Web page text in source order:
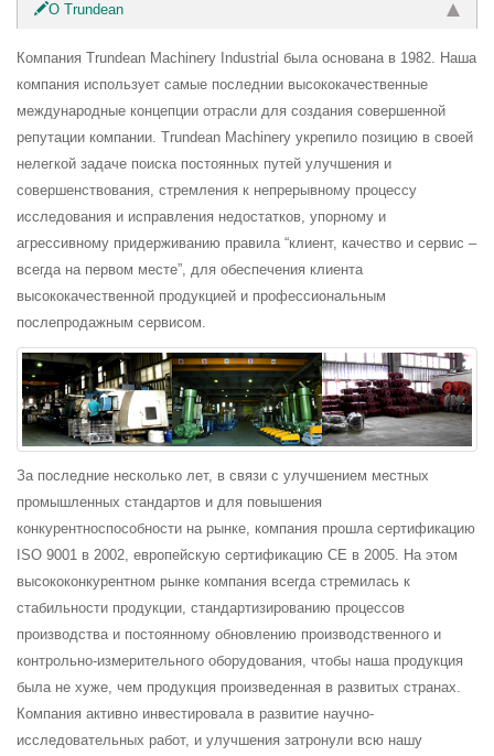
О Trundean
Компания Trundean Machinery Industrial была основана в 1982. Наша
компания использует самые последнии высококачественные
международные концепции отрасли для создания совершенной
репутации компании. Trundean Machinery укрепило позицию в своей
нелегкой задаче поиска постоянных путей улучшения и
совершенствования, стремления к непрерывному процессу
исследования и исправления недостатков, упорному и
агрессивному придерживанию правила “клиент, качество и сервис –
всегда на первом месте”, для обеспечения клиента
высококачественной продукцией и профессиональным
послепродажным сервисом.
За последние несколько лет, в связи с улучшением местных
промышленных стандартов и для повышения
конкурентноспособности на рынке, компания прошла сертификацию
ISO 9001 в 2002, европейскую сертификацию CE в 2005. На этом
высококонкурентном рынке компания всегда стремилась к
стабильности продукции, стандартизированию процессов
производства и постоянному обновлению производственного и
контрольно-измерительного оборудования, чтобы наша продукция
была не хуже, чем продукция произведенная в развитых странах.
Компания активно инвестировала в развитие научно-
исследовательных работ, и улучшения затронули всю нашу